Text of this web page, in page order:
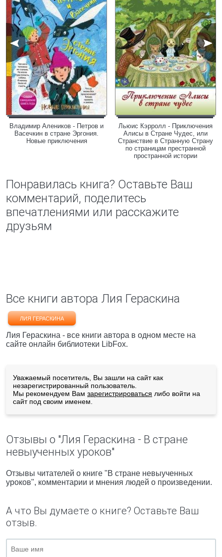
Владимир Алеников - Петров и
Васечкин в стране Эргония.
Новые приключения
Льюис Кэрролл - Приключения
Алисы в Стране Чудес, или
Странствие в Странную Страну
по страницам престранной
пространной истории
Понравилась книга? Оставьте Ваш
комментарий, поделитесь
впечатлениями или расскажите
друзьям
Все книги автора Лия Гераскина
ЛИЯ ГЕРАСКИНА
Лия Гераскина - все книги автора в одном месте на
сайте онлайн библиотеки LibFox.
Уважаемый посетитель, Вы зашли на сайт как
незарегистрированный пользователь.
Мы рекомендуем Вам зарегистрироваться либо войти на
сайт под своим именем.
Отзывы о "Лия Гераскина - В стране
невыученных уроков"
Отзывы читателей о книге "В стране невыученных
уроков", комментарии и мнения людей о произведении.
А что Вы думаете о книге? Оставьте Ваш
отзыв.